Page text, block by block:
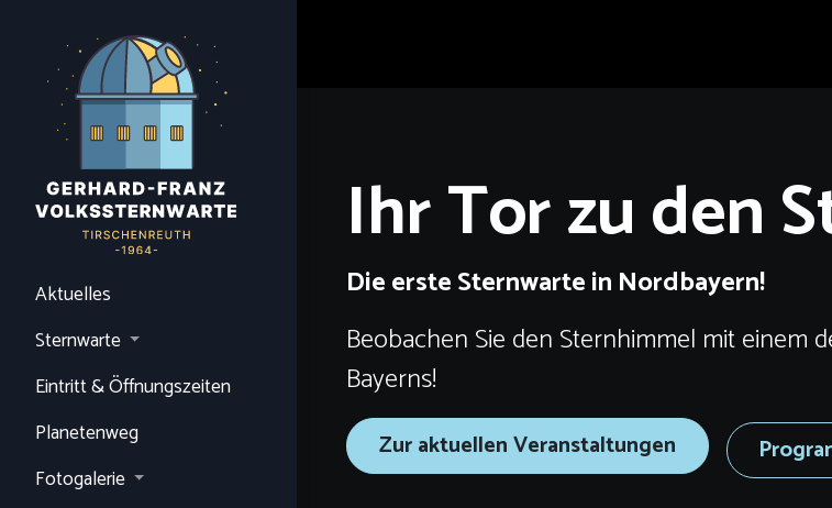
Aktuelles
Sternwarte
Eintritt & Öffnungszeiten
Planetenweg
Fotogalerie
Ihr Tor zu den
Die erste Sternwarte in Nordbayern!
Beobachen Sie den Sternhimmel mit einem
Bayerns!
Zur aktuellen Veranstaltungen